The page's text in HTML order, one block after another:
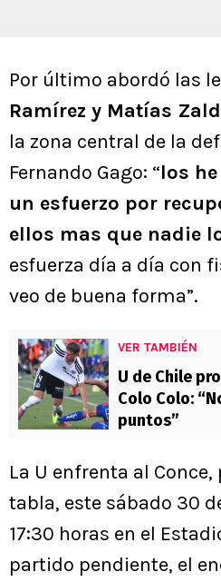
Por último abordó las
Ramírez y Matías
la zona central de la
Fernando Gago: “los
un esfuerzo por
ellos mas que nadie
esfuerza día a día con
veo de buena forma”.
VER TAMBIÉN
U de Chile
Colo Colo:
puntos”
La U enfrenta al
tabla, este sábado 30
17:30 horas en el
partido pendiente, el